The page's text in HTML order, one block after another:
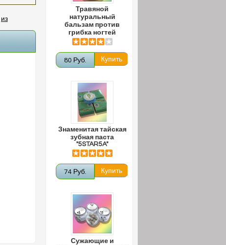
Травяной
натуральный
бальзам против
грибка ногтей
80 Руб.
Знаменитая тайская
зубная паста
"5STAR5A"
74 Руб.
Сужающие и
из